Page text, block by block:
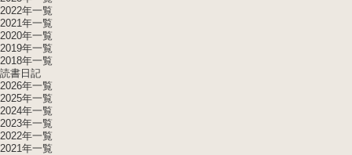
2022年一覧
2021年一覧
2020年一覧
2019年一覧
2018年一覧
読書日記
2026年一覧
2025年一覧
2024年一覧
2023年一覧
2022年一覧
2021年一覧